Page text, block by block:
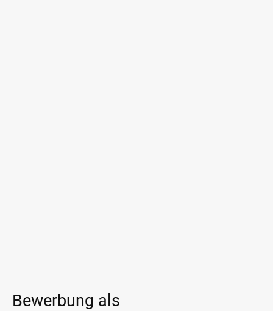
Bewerbung als